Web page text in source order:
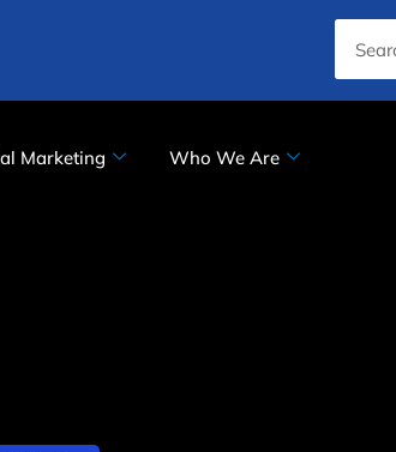
Marketing Who We Are